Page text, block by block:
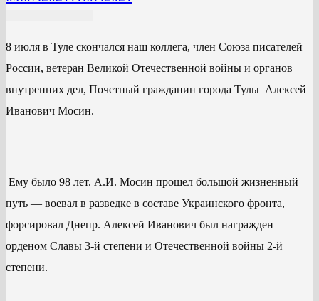
8 июля в Туле скончался наш коллега, член Союза писателей
России, ветеран Великой Отечественной войны и органов
внутренних дел, Почетный гражданин города Тулы Алексей
Иванович Мосин.
Ему было 98 лет. А.И. Мосин прошел большой жизненный
путь — воевал в разведке в составе Украинского фронта,
форсировал Днепр. Алексей Иванович был награжден
орденом Славы 3-й степени и Отечественной войны 2-й
степени.